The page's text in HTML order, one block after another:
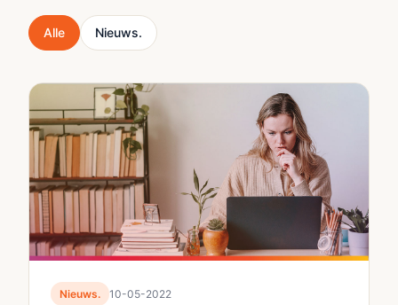
Alle Nieuws.
Nieuws. 10-05-2022